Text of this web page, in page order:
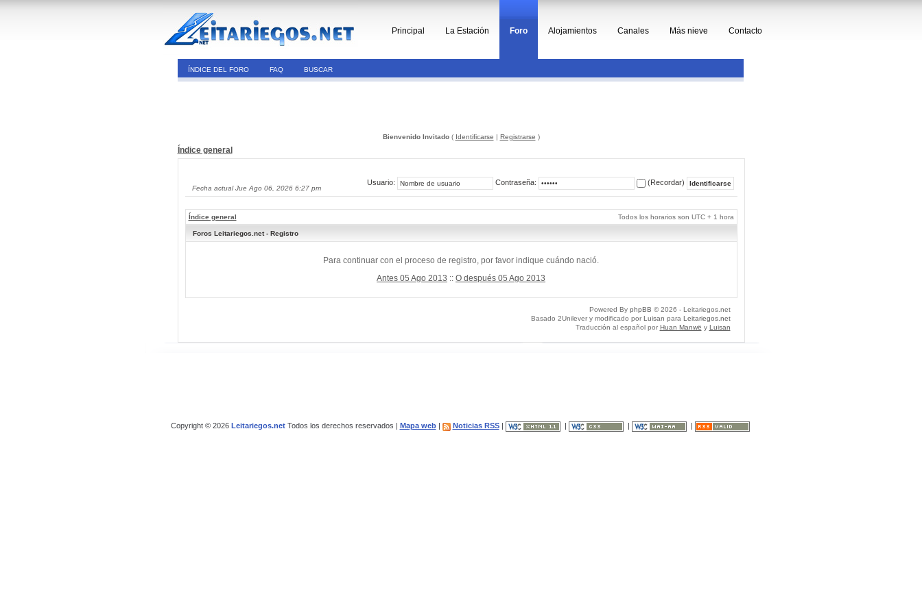
Principal La Estación Foro Alojamientos Canales Más nieve Contacto
ÍNDICE DEL FORO FAQ BUSCAR
Bienvenido Invitado( Identificarse | Registrarse )
Índice general
Fecha actual Jue Ago 06, 2026 6:27 pm
Usuario: Contraseña: (Recordar)
Índice general Todos los horarios son UTC + 1 hora
Foros Leitariegos.net - Registro
Para continuar con el proceso de registro, por favor indique cuándo nació.
Antes 05 Ago 2013 :: O después 05 Ago 2013
Powered By phpBB © 2026 - Leitariegos.net
Basado 2Unilever y modificado por Luisan para Leitariegos.net
Traducción al español por Huan Manwë y Luisan
Copyright © 2026 Leitariegos.netTodos los derechos reservados | Mapa web| Noticias RSS|